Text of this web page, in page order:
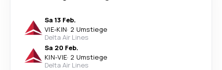
Sa 13 Feb.
VIE-KIN· 2 Umstiege
Delta Air Lines
Sa 20 Feb.
KIN-VIE· 2 Umstiege
Delta Air Lines